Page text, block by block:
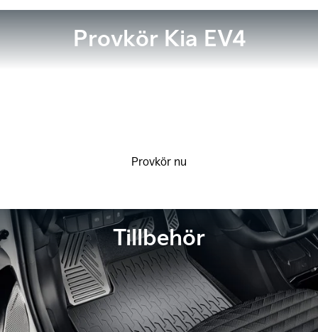
Provkör Kia EV4
Provkör nu
Tillbehör